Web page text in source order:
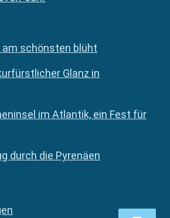
am schönsten blüht
Glanz in
im Atlantik, ein Fest für
durch die Pyrenäen